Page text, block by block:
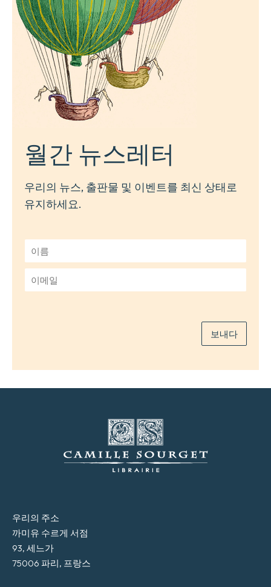
월간 뉴스레터
우리의 뉴스, 출판물 및 이벤트를 최신 상태로
유지하세요.
름
*
메
보내다
우리의 주소
까미유 수르게 서점
93, 세느가
75006 파리, 프랑스